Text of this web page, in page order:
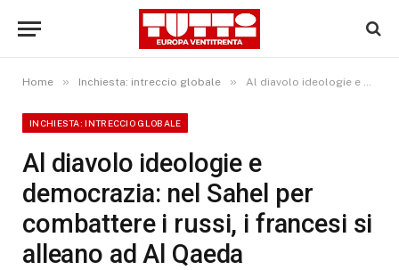
Home » Inchiesta: intreccio globale » Al diavolo ideologie e democrazia: nel Sahel per combattere i russi, i francesi si alleano ad Al Qaeda
INCHIESTA: INTRECCIO GLOBALE
Al diavolo ideologie e
democrazia: nel Sahel per
combattere i russi, i francesi si
alleano ad Al Qaeda